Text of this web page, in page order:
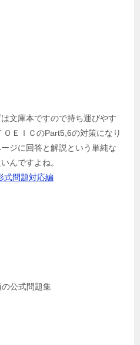
文庫本ですので持ち運びやす
ＥＩＣのPart5,6の対策になり
ジに回答と解説という単純な
んですよね。
式問題対応編
公式問題集